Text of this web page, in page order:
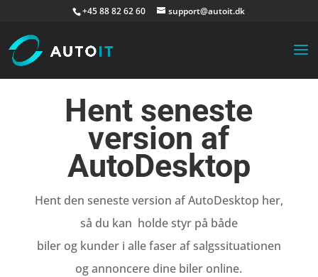
+45 88 82 62 60 support@autoit.dk
Hent seneste
version af
AutoDesktop
Hent den seneste version af AutoDesktop her,
så du kan holde styr på både
biler og kunder i alle faser af salgssituationen
og annoncere dine biler online.